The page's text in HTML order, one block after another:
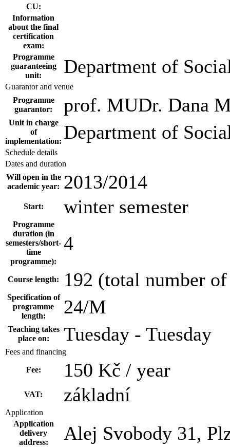
CU:
Information
about the final
certification
exam:
Programme
guaranteeing
unit:
Department of
Guarantor and venue
Programme
guarantor:
prof. MUDr. Dana
Unit in charge
of
implementation: Department of
Schedule details
Dates and duration
Will open in the
academic year: 2013/2014
Start: winter semester
Programme
duration (in
semesters/short-
time
programme):
4
Course length: 192 (total number
Specification of
programme
length:
24/M
Teaching takes
place on:
Tuesday - Tuesday
Fees and financing
Fee: 150 Kč / year
VAT: základní
Application
Application
delivery
address:
Alej Svobody 31,